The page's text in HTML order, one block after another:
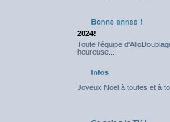
2024!
Toute l'équipe
heureuse...
Joyeux Noël à toutes et à